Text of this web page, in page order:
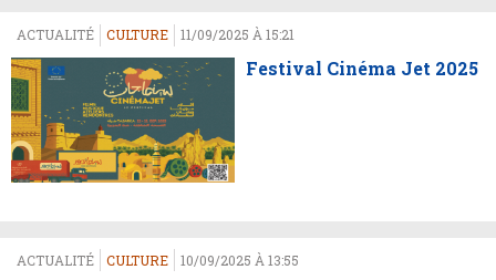
ACTUALITÉ CULTURE 11/09/2025 À 15:21
Festival Cinéma Jet 2025
ACTUALITÉ CULTURE 10/09/2025 À 13:55